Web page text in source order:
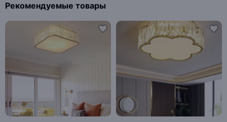
Рекомендуемые товары